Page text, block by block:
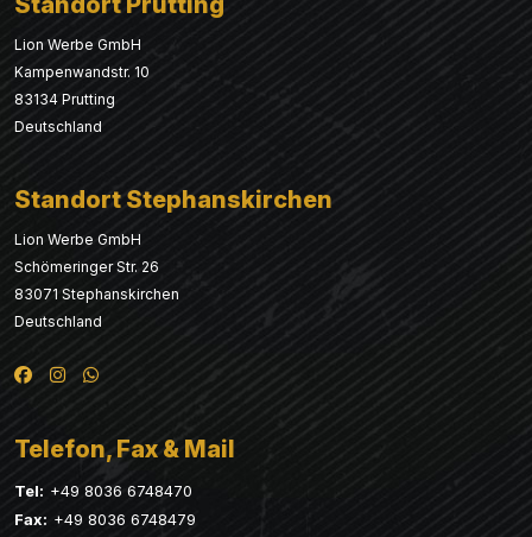
Lion Werbe GmbH
Kampenwandstr. 10
83134 Prutting
Deutschland
Standort Stephanskirchen
Lion Werbe GmbH
Schömeringer Str. 26
83071 Stephanskirchen
Deutschland
Telefon, Fax & Mail
Tel: +49 8036 6748470
Fax: +49 8036 6748479